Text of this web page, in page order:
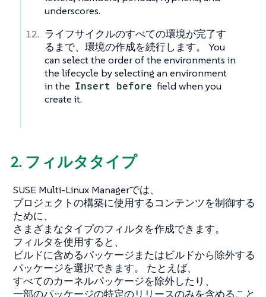
underscores.
ライフサイクルのすべての環境が完了す
るまで、環境の作成を続行します。 You
can select the order of the environments in
the lifecycle by selecting an environment
in the Insert before field when you
create it.
2. フィルタタイプ
SUSE Multi-Linux Managerでは、
プロジェクトの構築に使用するコンテンツを制御する
ために、
さまざまなタイプのフィルタを作成できます。
フィルタを使用すると、
ビルドに含めるパッケージまたはビルドから除外する
パッケージを選択できます。 たとえば、
すべてのカーネルパッケージを除外したり、
一部のパッケージの特定のリリースのみを含めること